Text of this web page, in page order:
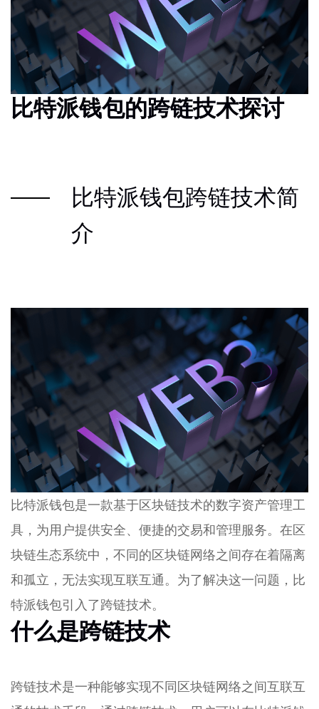
比特派钱包的跨链技术探讨
比特派钱包跨链技术简
介
比特派钱包是一款基于区块链技术的数字资产管理工
具，为用户提供安全、便捷的交易和管理服务。在区
块链生态系统中，不同的区块链网络之间存在着隔离
和孤立，无法实现互联互通。为了解决这一问题，比
特派钱包引入了跨链技术。
什么是跨链技术
跨链技术是一种能够实现不同区块链网络之间互联互